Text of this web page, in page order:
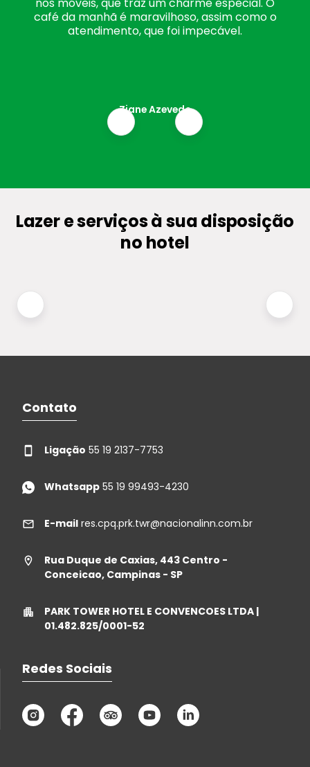
café da manhã é maravilhoso, assim como o
atendimento, que foi impecável.
Ziane Azevedo
Lazer e serviços à sua disposição
no hotel
Contato
Ligação 55 19 2137-7753
Whatsapp 55 19 99493-4230
E-mail res.cpq.prk.twr@nacionalinn.com.br
Rua Duque de Caxias, 443 Centro -
Conceicao, Campinas - SP
PARK TOWER HOTEL E CONVENCOES LTDA |
01.482.825/0001-52
Redes Sociais